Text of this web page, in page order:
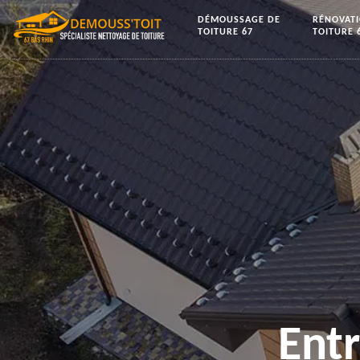
DÉMOUSSAGE DE
TOITURE 67
TOITURE